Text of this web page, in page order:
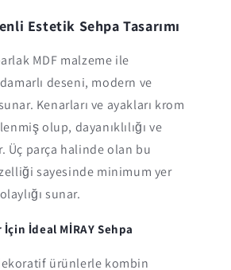
Estetik Sehpa Tasarımı
MDF malzeme ile
deseni, modern ve
Kenarları ve ayakları krom
olup, dayanıklılığı ve
Üç parça halinde olan bu
sayesinde minimum yer
sunar.
İdeal MİRAY Sehpa
ürünlerle kombin